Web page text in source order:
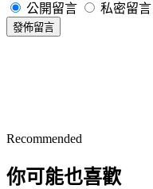
公開留言 私密留言
發佈留言
Recommended
你可能也喜歡